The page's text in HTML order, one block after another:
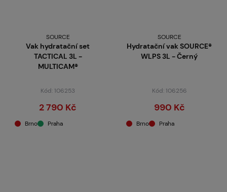
SOURCE
Vak hydratační set
TACTICAL 3L -
MULTICAM®
Kód: 106253
2 790 Kč
Brno Praha
SOURCE
Hydratační vak SOURCE®
WLPS 3L - Černý
Kód: 106256
990 Kč
Brno Praha